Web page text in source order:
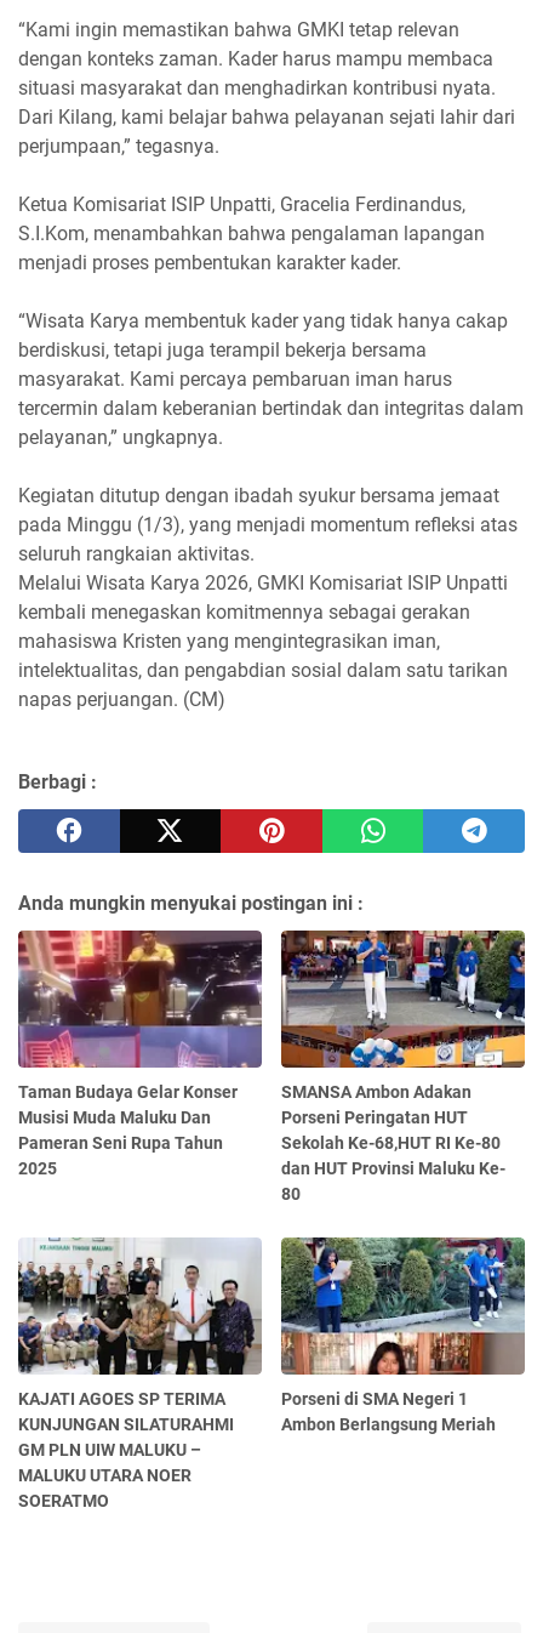
“Kami ingin memastikan bahwa GMKI tetap relevan
dengan konteks zaman. Kader harus mampu membaca
situasi masyarakat dan menghadirkan kontribusi nyata.
Dari Kilang, kami belajar bahwa pelayanan sejati lahir dari
perjumpaan,” tegasnya.
Ketua Komisariat ISIP Unpatti, Gracelia Ferdinandus,
S.I.Kom, menambahkan bahwa pengalaman lapangan
menjadi proses pembentukan karakter kader.
“Wisata Karya membentuk kader yang tidak hanya cakap
berdiskusi, tetapi juga terampil bekerja bersama
masyarakat. Kami percaya pembaruan iman harus
tercermin dalam keberanian bertindak dan integritas dalam
pelayanan,” ungkapnya.
Kegiatan ditutup dengan ibadah syukur bersama jemaat
pada Minggu (1/3), yang menjadi momentum refleksi atas
seluruh rangkaian aktivitas.
Melalui Wisata Karya 2026, GMKI Komisariat ISIP Unpatti
kembali menegaskan komitmennya sebagai gerakan
mahasiswa Kristen yang mengintegrasikan iman,
intelektualitas, dan pengabdian sosial dalam satu tarikan
napas perjuangan. (CM)
Berbagi :
Anda mungkin menyukai postingan ini :
Taman Budaya Gelar Konser
Musisi Muda Maluku Dan
Pameran Seni Rupa Tahun
2025
SMANSA Ambon Adakan
Porseni Peringatan HUT
Sekolah Ke-68,HUT RI Ke-80
dan HUT Provinsi Maluku Ke-
80
KAJATI AGOES SP TERIMA
KUNJUNGAN SILATURAHMI
GM PLN UIW MALUKU –
MALUKU UTARA NOER
SOERATMO
Porseni di SMA Negeri 1
Ambon Berlangsung Meriah